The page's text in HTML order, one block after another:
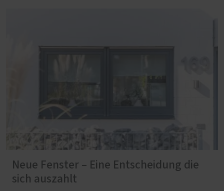
Neue Fenster – Eine Entscheidung die
sich auszahlt